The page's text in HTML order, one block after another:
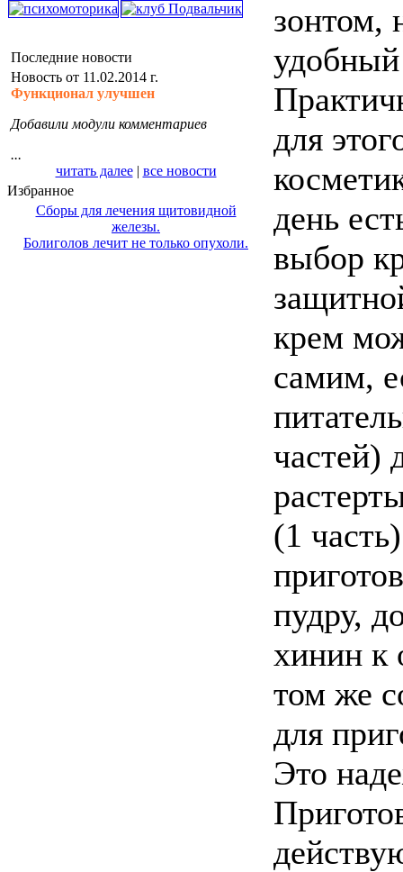
Последние новости
Новость от 11.02.2014 г.
Функционал улучшен
Добавили модули комментариев
...
читать далее| все новости
Избранное
Сборы для лечения щитовидной
железы.
Болиголов лечит не только опухоли.
зонтом,
для
день
выбор
крем
самим,
частей)
(1
пудру,
хинин к
том же
для
Это